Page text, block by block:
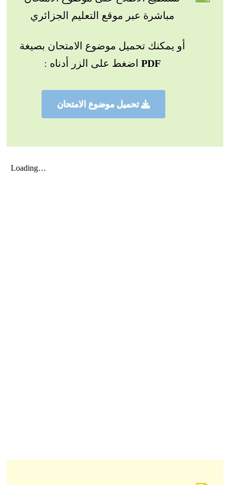
مباشرة عبر موقع التعليم الجزائري
أو يمكنك تحميل موضوع الامتحان بصيغة
PDF اضغط على الزر أدناه :
تحميل موضوع الامتحان